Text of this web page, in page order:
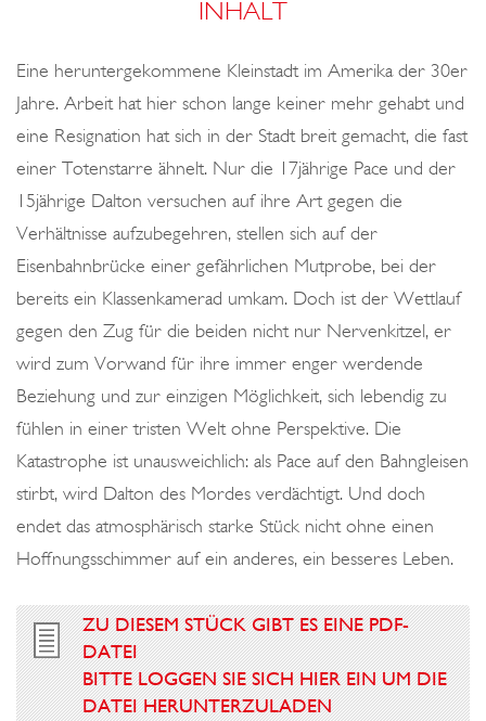
INHALT
Eine heruntergekommene Kleinstadt im Amerika der 30er
Jahre. Arbeit hat hier schon lange keiner mehr gehabt und
eine Resignation hat sich in der Stadt breit gemacht, die fast
einer Totenstarre ähnelt. Nur die 17jährige Pace und der
15jährige Dalton versuchen auf ihre Art gegen die
Verhältnisse aufzubegehren, stellen sich auf der
Eisenbahnbrücke einer gefährlichen Mutprobe, bei der
bereits ein Klassenkamerad umkam. Doch ist der Wettlauf
gegen den Zug für die beiden nicht nur Nervenkitzel, er
wird zum Vorwand für ihre immer enger werdende
Beziehung und zur einzigen Möglichkeit, sich lebendig zu
fühlen in einer tristen Welt ohne Perspektive. Die
Katastrophe ist unausweichlich: als Pace auf den Bahngleisen
stirbt, wird Dalton des Mordes verdächtigt. Und doch
endet das atmosphärisch starke Stück nicht ohne einen
Hoffnungsschimmer auf ein anderes, ein besseres Leben.
ZU DIESEM STÜCK GIBT ES EINE PDF-
DATEI
BITTE LOGGEN SIE SICH HIER EIN UM DIE
DATEI HERUNTERZULADEN